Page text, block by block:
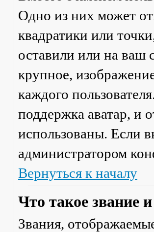
Одно из них может
квадратики или
оставили или на ваш
крупное,
каждого
поддержка аватар, и
использованы. Если
администратором
Вернуться к началу
Что такое звание
Звания,